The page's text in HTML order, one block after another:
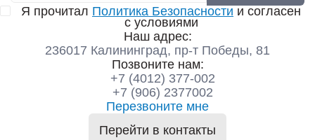
Я прочитал Политика Безопасности и согласен
с условиями
Наш адрес:
236017 Калининград,​ пр-т Победы, 81
Позвоните нам:
+7 (4012) 377-002
+7 (906) 2377002
Перезвоните мне
Перейти в контакты